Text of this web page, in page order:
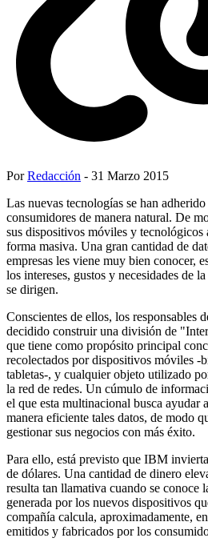
PorRedacción - 31 Marzo 2015
Las nuevas tecnologías se han
consumidores de manera natural. De
sus dispositivos móviles y
forma masiva. Una gran cantidad de
empresas les viene muy bien conocer,
los intereses, gustos y necesidades de
se dirigen.
Conscientes de ellos, los responsables
decidido construir una división de
que tiene como propósito principal
recolectados por dispositivos móviles -
tabletas-, y cualquier objeto utilizado
la red de redes. Un cúmulo de
el que esta multinacional busca ayudar
manera eficiente tales datos, de modo
gestionar sus negocios con más éxito.
Para ello, está previsto que IBM
de dólares. Una cantidad de dinero
resulta tan llamativa cuando se conoce
generada por los nuevos dispositivos
compañía calcula, aproximadamente,
emitidos y fabricados por los